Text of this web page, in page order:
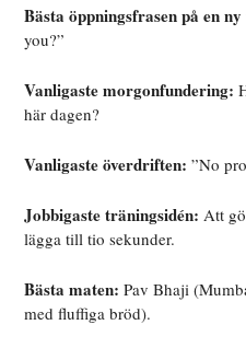
Bästa öppningsfrasen på en
you?”
Vanligaste morgonfundering:
här dagen?
Vanligaste överdriften: ”No
Jobbigaste träningsidén: Att
lägga till tio sekunder.
Bästa maten: Pav Bhaji
med fluffiga bröd).